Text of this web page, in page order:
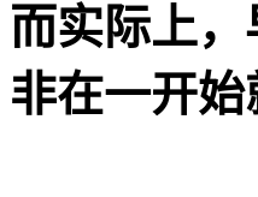
而实际上
非在一开